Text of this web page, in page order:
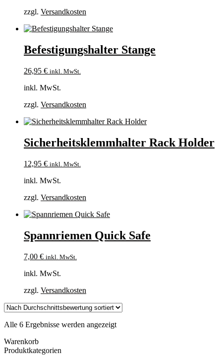
zzgl. Versandkosten
Befestigungshalter Stange
26,95 € inkl. MwSt.
inkl. MwSt.
zzgl. Versandkosten
Sicherheitsklemmhalter Rack Holder
12,95 € inkl. MwSt.
inkl. MwSt.
zzgl. Versandkosten
Spannriemen Quick Safe
7,00 € inkl. MwSt.
inkl. MwSt.
zzgl. Versandkosten
Alle 6 Ergebnisse werden angezeigtNach
Warenkorb
Produktkategorien